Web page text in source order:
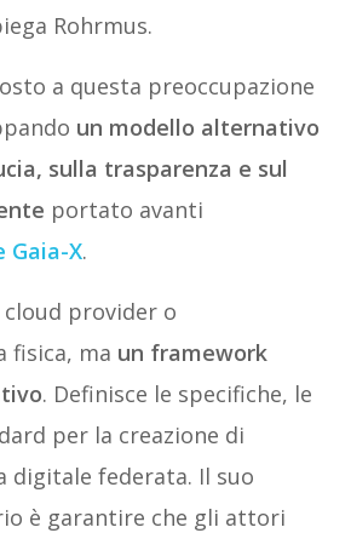
Rohrmus.
a questa preoccupazione
un modello alternativo
sulla trasparenza e sul
portato avanti
Gaia-X.
cloud provider o
fisica, ma un framework
. Definisce le specifiche, le
per la creazione di
digitale federata. Il suo
è garantire che gli attori